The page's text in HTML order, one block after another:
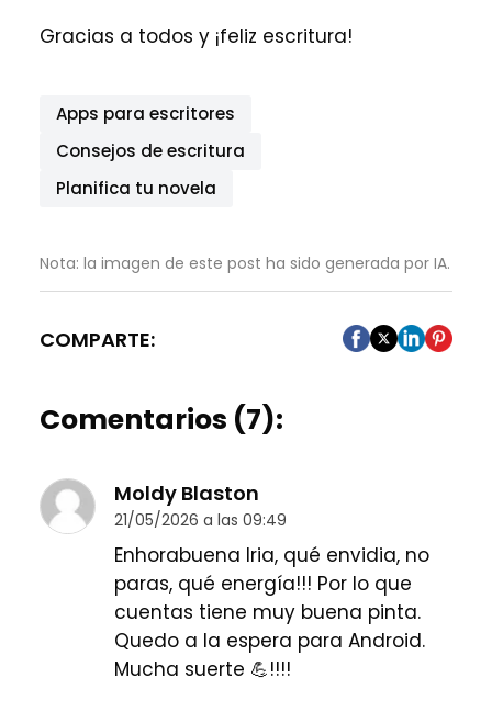
Gracias a todos y ¡feliz escritura!
Apps para escritores
Consejos de escritura
Planifica tu novela
Nota: la imagen de este post ha sido generada por IA.
COMPARTE:
Comentarios (7):
Moldy Blaston
21/05/2026 a las 09:49
Enhorabuena Iria, qué envidia, no
paras, qué energía!!! Por lo que
cuentas tiene muy buena pinta.
Quedo a la espera para Android.
Mucha suerte 💪!!!!